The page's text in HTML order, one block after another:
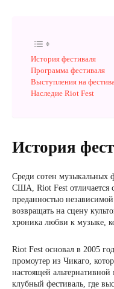
История фестиваля
Программа фестиваля
Выступления на
Наследие Riot Fest
История
Среди сотен музыкальных
США, Riot Fest отличается
преданностью
возвращать на сцену
хроника любви к музыке,
Riot Fest основал в 2005
промоутер из Чикаго,
настоящей
клубный фестиваль, где